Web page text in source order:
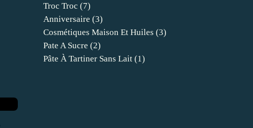
Troc Troc (7)
Anniversaire (3)
Cosmétiques Maison Et Huiles (3)
Pate A Sucre (2)
Pâte À Tartiner Sans Lait (1)